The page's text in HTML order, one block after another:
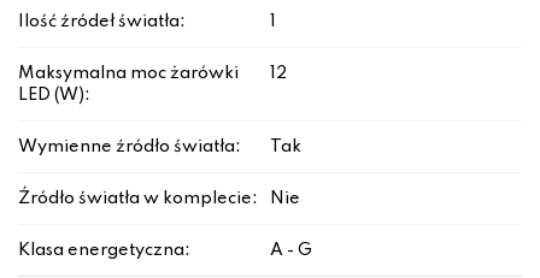
Ilość źródeł światła:
Maksymalna moc żarówki
LED (W):
12
Wymienne źródło światła: Tak
Źródło światła w komplecie: Nie
Klasa energetyczna: A - G